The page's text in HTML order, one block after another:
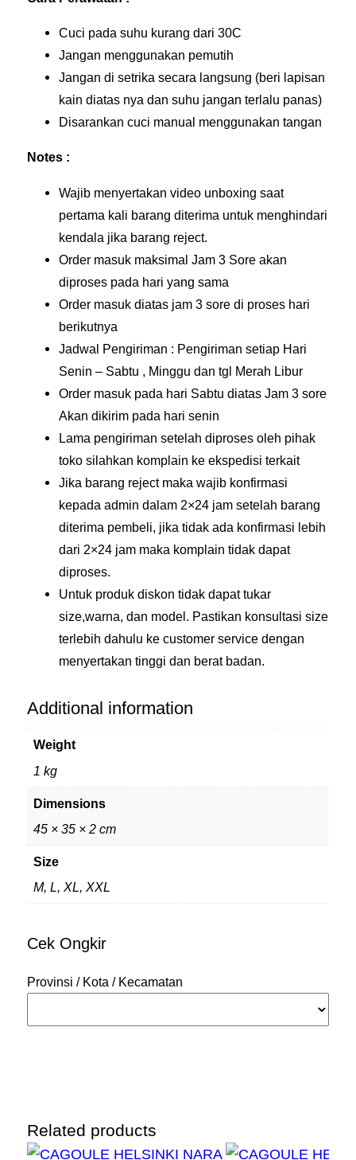
Cuci pada suhu kurang dari 30C
Jangan menggunakan pemutih
Jangan di setrika secara langsung (beri lapisan
kain diatas nya dan suhu jangan terlalu panas)
Disarankan cuci manual menggunakan tangan
Notes :
Wajib menyertakan video unboxing saat
pertama kali barang diterima untuk menghindari
kendala jika barang reject.
Order masuk maksimal Jam 3 Sore akan
diproses pada hari yang sama
Order masuk diatas jam 3 sore di proses hari
berikutnya
Jadwal Pengiriman : Pengiriman setiap Hari
Senin – Sabtu , Minggu dan tgl Merah Libur
Order masuk pada hari Sabtu diatas Jam 3 sore
Akan dikirim pada hari senin
Lama pengiriman setelah diproses oleh pihak
toko silahkan komplain ke ekspedisi terkait
Jika barang reject maka wajib konfirmasi
kepada admin dalam 2×24 jam setelah barang
diterima pembeli, jika tidak ada konfirmasi lebih
dari 2×24 jam maka komplain tidak dapat
diproses.
Untuk produk diskon tidak dapat tukar
size,warna, dan model. Pastikan konsultasi size
terlebih dahulu ke customer service dengan
menyertakan tinggi dan berat badan.
Additional information
Weight
1 kg
Dimensions
45 × 35 × 2 cm
Size
M, L, XL, XXL
Cek Ongkir
Provinsi / Kota / Kecamatan
Related products